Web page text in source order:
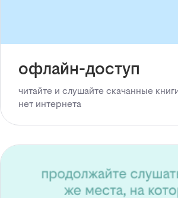
офлайн-доступ
читайте и слушайте скачанные
нет интернета